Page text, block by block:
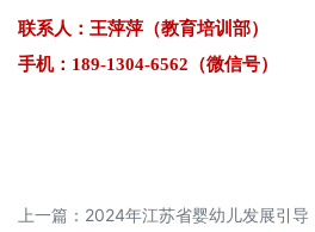
联系人：王萍萍（教育培训部）
手机：189-1304-6562（微信号）
上一篇： 2024年江苏省婴幼儿发展引导